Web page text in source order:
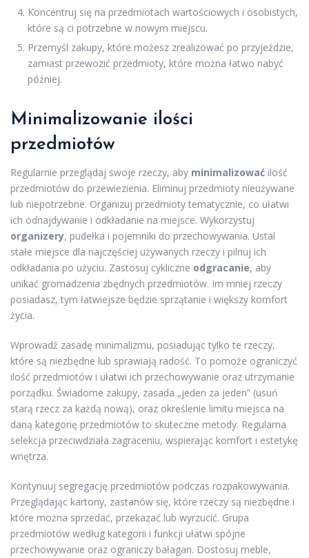
Koncentruj się na przedmiotach wartościowych i osobistych,
które są ci potrzebne w nowym miejscu.
Przemyśl zakupy, które możesz zrealizować po przyjeździe,
zamiast przewozić przedmioty, które można łatwo nabyć
później.
Minimalizowanie ilości
przedmiotów
Regularnie przeglądaj swoje rzeczy, aby minimalizować ilość
przedmiotów do przewiezienia. Eliminuj przedmioty nieużywane
lub niepotrzebne. Organizuj przedmioty tematycznie, co ułatwi
ich odnajdywanie i odkładanie na miejsce. Wykorzystuj
organizery, pudełka i pojemniki do przechowywania. Ustal
stałe miejsce dla najczęściej używanych rzeczy i pilnuj ich
odkładania po użyciu. Zastosuj cykliczne odgracanie, aby
unikać gromadzenia zbędnych przedmiotów. Im mniej rzeczy
posiadasz, tym łatwiejsze będzie sprzątanie i większy komfort
życia.
Wprowadź zasadę minimalizmu, posiadując tylko te rzeczy,
które są niezbędne lub sprawiają radość. To pomoże ograniczyć
ilość przedmiotów i ułatwi ich przechowywanie oraz utrzymanie
porządku. Świadome zakupy, zasada „jeden za jeden” (usuń
starą rzecz za każdą nową), oraz określenie limitu miejsca na
daną kategorię przedmiotów to skuteczne metody. Regularna
selekcja przeciwdziała zagraceniu, wspierając komfort i estetykę
wnętrza.
Kontynuuj segregację przedmiotów podczas rozpakowywania.
Przeglądając kartony, zastanów się, które rzeczy są niezbędne i
które można sprzedać, przekazać lub wyrzucić. Grupa
przedmiotów według kategorii i funkcji ułatwi spójne
przechowywanie oraz ograniczy bałagan. Dostosuj meble,